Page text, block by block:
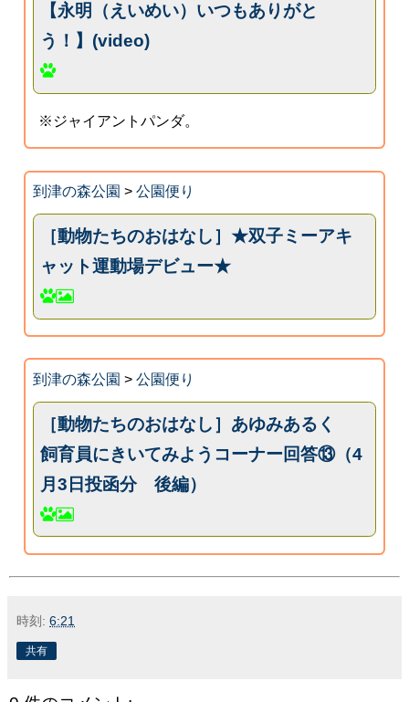
【永明（えいめい）いつもありがと
う！】(video)
※ジャイアントパンダ。
到津の森公園 > 公園便り
［動物たちのおはなし］★双子ミーアキ
ャット運動場デビュー★
到津の森公園 > 公園便り
［動物たちのおはなし］あゆみあるく
飼育員にきいてみようコーナー回答⑬（4
月3日投函分 後編）
時刻: 6:21
共有